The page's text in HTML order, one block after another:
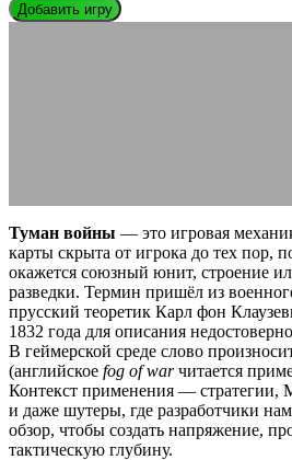
Добавить игру
Туман войны — это игровая
карты скрыта от игрока до тех пор,
окажется союзный юнит, строение
разведки. Термин пришёл из
прусский теоретик Карл фон
1832 года для описания
В геймерской среде слово
(английское fog of warчитается
Контекст применения — стратегии,
и даже шутеры, где разработчики
обзор, чтобы создать напряжение,
тактическую глубину.